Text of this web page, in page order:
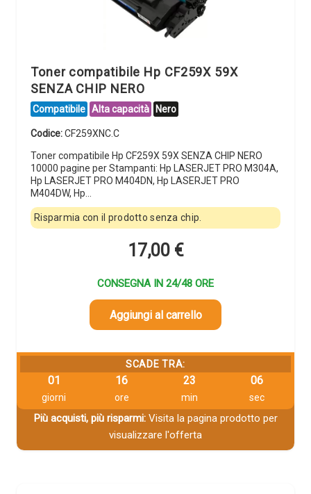
Toner compatibile Hp CF259X 59X
SENZA CHIP NERO
Compatibile Alta capacità Nero
Codice:CF259XNC.C
Toner compatibile Hp CF259X 59X SENZA CHIP NERO
10000 pagine per Stampanti: Hp LASERJET PRO M304A,
Hp LASERJET PRO M404DN, Hp LASERJET PRO
M404DW, Hp…
Risparmia con il prodotto senza chip.
17,00 €
CONSEGNA IN 24/48 ORE
Aggiungi al carrello
SCADE TRA:
01
giorni
16
ore
23
min
05
sec
Più acquisti, più risparmi:Visita la pagina prodotto per
visualizzare l'offerta